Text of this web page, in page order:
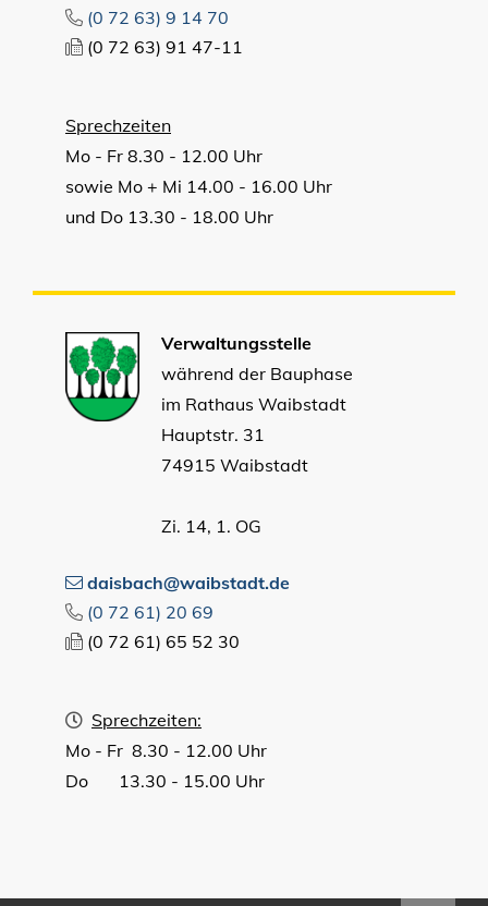
(0 72 63) 9 14 70
(0 72 63) 91 47-11
Sprechzeiten
Mo - Fr 8.30 - 12.00 Uhr
sowie Mo + Mi 14.00 - 16.00 Uhr
und Do 13.30 - 18.00 Uhr
Verwaltungsstelle
während der Bauphase
im Rathaus Waibstadt
Hauptstr. 31
74915 Waibstadt
Zi. 14, 1. OG
daisbach@waibstadt.de
(0 72 61) 20 69
(0 72 61) 65 52 30
Sprechzeiten:
Mo - Fr 8.30 - 12.00 Uhr
Do 13.30 - 15.00 Uhr